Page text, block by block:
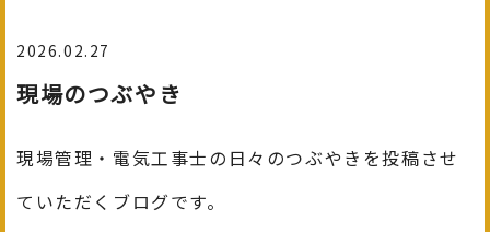
2026.02.27
現場のつぶやき
現場管理・電気工事士の日々のつぶやきを投稿させ
ていただくブログです。